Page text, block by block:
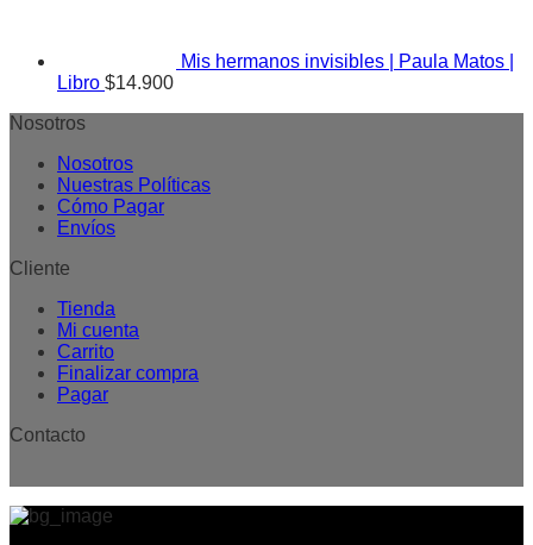
Mis hermanos invisibles | Paula Matos |
Libro $14.900
Nosotros
Nosotros
Nuestras Políticas
Cómo Pagar
Envíos
Cliente
Tienda
Mi cuenta
Carrito
Finalizar compra
Pagar
Contacto